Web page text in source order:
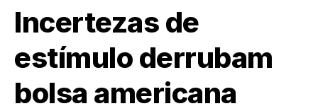
Incertezas de
estímulo derrubam
bolsa americana